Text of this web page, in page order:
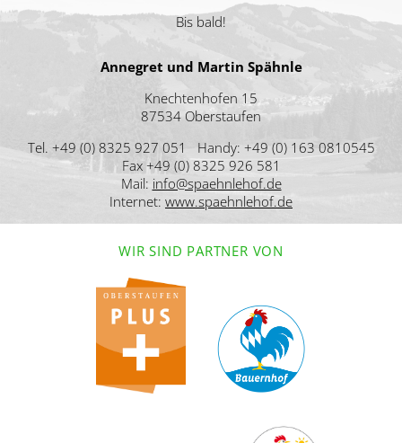
Bis bald!
Annegret und Martin Spähnle
Knechtenhofen 15
87534 Oberstaufen
Tel. +49 (0) 8325 927 051 Handy: +49 (0) 163 0810545
Fax +49 (0) 8325 926 581
Mail: info@spaehnlehof.de
Internet: www.spaehnlehof.de
WIR SIND PARTNER VON